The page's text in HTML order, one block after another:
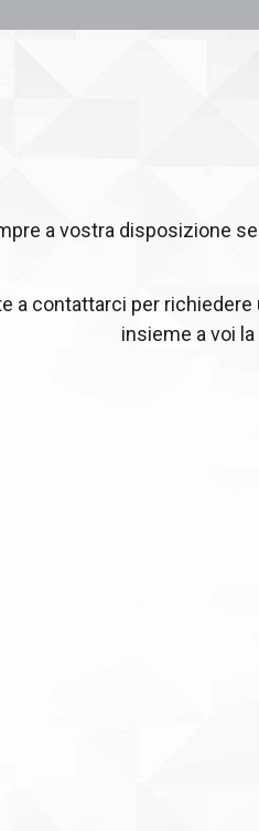
a vostra disposizione
a contattarci per
insieme a voi